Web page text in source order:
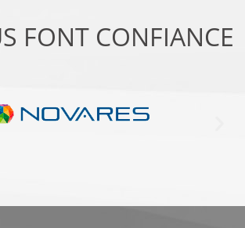
FONT CONFIANCE